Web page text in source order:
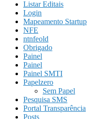
Listar Editais
Login
Mapeamento Startup
NFE
ntnfeold
Obrigado
Painel
Painel
Painel SMTI
Papelzero
Sem Papel
Pesquisa SMS
Portal Transparência
Posts